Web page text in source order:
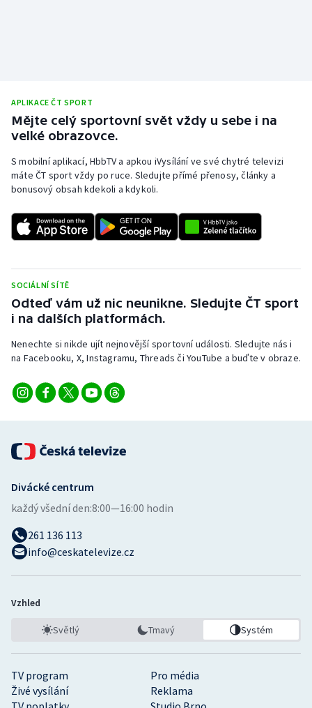
APLIKACE ČT SPORT
Mějte celý sportovní svět vždy u sebe i na
velké obrazovce.
S mobilní aplikací, HbbTV a apkou iVysílání ve své chytré televizi
máte ČT sport vždy po ruce. Sledujte přímé přenosy, články a
bonusový obsah kdekoli a kdykoli.
SOCIÁLNÍ SÍTĚ
Odteď vám už nic neunikne. Sledujte ČT sport
i na dalších platformách.
Nenechte si nikde ujít nejnovější sportovní události. Sledujte nás i
na Facebooku, X, Instagramu, Threads či YouTube a buďte v obraze.
TV program
Pro média
Živé vysílání
Reklama
Divácké centrum
každý všední den:8:00—16:00 hodin
261 136 113
info@ceskatelevize.cz
Vzhled
Světlý Tmavý Systém